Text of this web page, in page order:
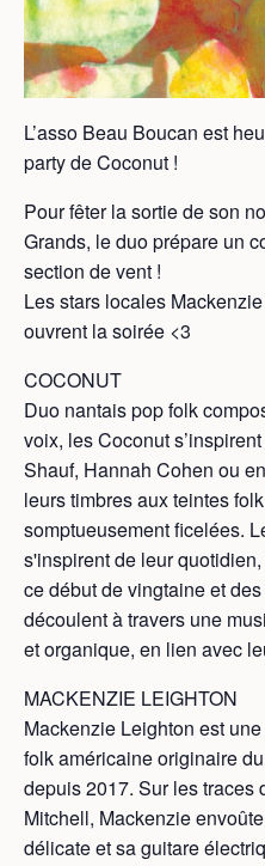
L’asso Beau Boucan est
party de Coconut !
Pour fêter la sortie de son
Grands, le duo prépare un
section de vent !
Les stars locales
ouvrent la soirée <3
COCONUT
Duo nantais pop folk
voix, les Coconut
Shauf, Hannah Cohen ou
leurs timbres aux teintes
somptueusement ficelées.
s'inspirent de leur
ce début de vingtaine et
découlent à travers une
et organique, en lien avec
MACKENZIE LEIGHTON
Mackenzie Leighton est
folk américaine originaire
depuis 2017. Sur les traces
Mitchell, Mackenzie
délicate et sa guitare